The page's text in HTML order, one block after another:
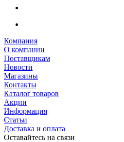
Компания
О компании
Поставщикам
Новости
Магазины
Контакты
Каталог товаров
Акции
Информация
Статьи
Доставка и оплата
Оставайтесь на связи